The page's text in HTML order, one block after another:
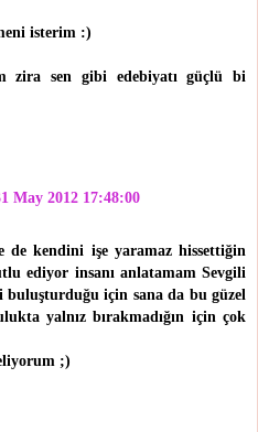
isterim :)
zira sen gibi edebiyatı güçlü bi
May 2012 17:48:00
de kendini işe yaramaz hissettiğin
ediyor insanı anlatamam Sevgili
buluşturduğu için sana da bu güzel
yalnız bırakmadığın için çok
;)